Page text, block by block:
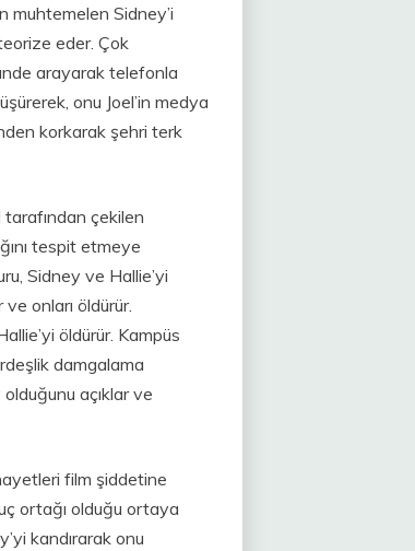
muhtemelen Sidney’i
eder. Çok
arayarak telefonla
onu Joel’in medya
korkarak şehri terk
çekilen
tespit etmeye
Sidney ve Hallie’yi
onları öldürür.
öldürür. Kampüs
damgalama
açıklar ve
film şiddetine
ortağı olduğu ortaya
kandırarak onu